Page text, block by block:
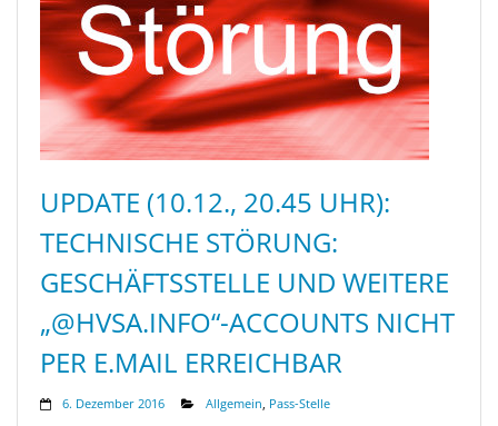
UPDATE (10.12., 20.45 UHR):
TECHNISCHE STÖRUNG:
GESCHÄFTSSTELLE UND WEITERE
„@HVSA.INFO“-ACCOUNTS NICHT
PER E.MAIL ERREICHBAR
6. Dezember 2016 Allgemein Pass-Stelle